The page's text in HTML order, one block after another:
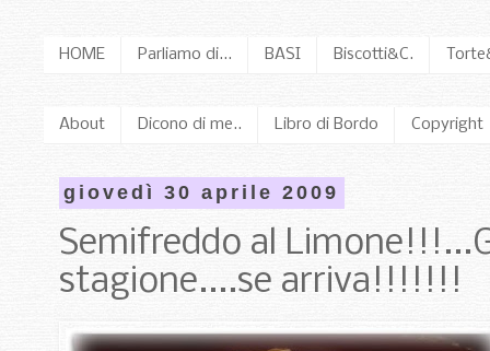
HOME Parliamo di... BASI Biscotti&C.
About Dicono di me.. Libro di Bordo Copyright
giovedì 30 aprile 2009
Semifreddo al
stagione....se arriva!!!!!!!